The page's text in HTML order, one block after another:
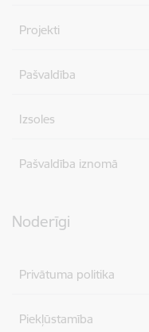
Projekti
Pašvaldība
Izsoles
Pašvaldība iznomā
Noderīgi
Privātuma politika
Piekļūstamība